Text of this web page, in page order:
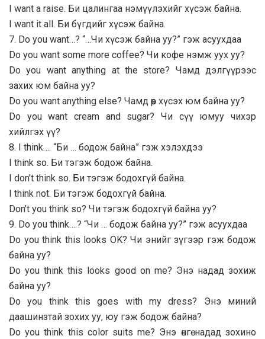
I want a raise. Би цалингаа нэмүүлэхийг хүсэж байна.
I want it all. Би бүгдийг хүсэж байна.
7. Do you want…? “…Чи хүсэж байна уу?” гэж асуухдаа
Do you want some more coffee? Чи кофе нэмж уух уу?
Do you want anything at the store? Чамд дэлгүүрээс
захих юм байна уу?
Do you want anything else? Чамд өөр хүсэх юм байна уу?
Do you want cream and sugar? Чи сүү юмуу чихэр
хийлгэх үү?
8. I think…. “Би … бодож байна” гэж хэлэхдээ
I think so. Би тэгэж бодож байна.
I don’t think so. Би тэгэж бодохгүй байна.
I think not. Би тэгэж бодохгүй байна.
Don’t you think so? Чи тэгэж бодохгүй байна уу?
9. Do you think….? “Чи … бодож байна уу?” гэж асуухдаа
Do you think this looks OK? Чи энийг зүгээр гэж бодож
байна уу?
Do you think this looks good on me? Энэ надад зохиж
байна уу?
Do you think this goes with my dress? Энэ миний
даашинзтай зохих уу, юу гэж бодож байна?
Do you think this color suits me? Энэ өнгө надад зохино